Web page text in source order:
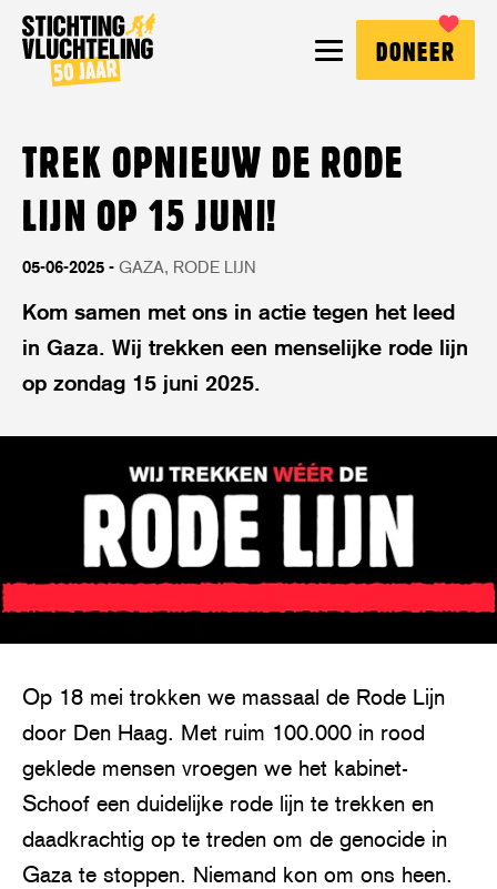
DONEER
TREK OPNIEUW DE RODE
LIJN OP 15 JUNI!
05-06-2025 GAZA RODE LIJN
Kom samen met ons in actie tegen het leed
in Gaza. Wij trekken een menselijke rode lijn
op zondag 15 juni 2025.
Op 18 mei trokken we massaal de Rode Lijn
door Den Haag. Met ruim 100.000 in rood
geklede mensen vroegen we het kabinet-
Schoof een duidelijke rode lijn te trekken en
daadkrachtig op te treden om de genocide in
Gaza te stoppen. Niemand kon om ons heen.